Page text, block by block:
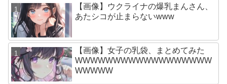
【画像】ウクライナの爆乳まんさん、
あたシコが止まらないwww
【画像】女子の乳袋、まとめてみた
WWWWWWWWWWWWWWWWWW
WWWWW